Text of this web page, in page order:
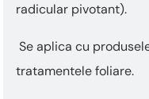
radicular pivotant).
Se aplica cu
tratamentele foliare.